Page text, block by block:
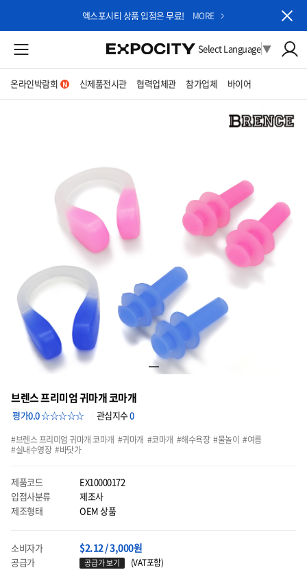
엑스포시티 상품 입점은 무료! MORE
Select Language▼
온라인박람회 신제품전시관 협력업체관 참가업체 바이어
브렌스 프리미엄 귀마개 코마개
평가0.0 ☆☆☆☆☆ 관심지수0
브렌스 프리미엄 귀마개 코마개 귀마개 코마개 해수욕장 물놀이
여름
실내수영장
바닷가
제품코드
EX10000172
입점사분류
제조사
제조형태
OEM 상품
소비자가 $2.12 / 3,000원
공급가 공급가 보기 (VAT포함)